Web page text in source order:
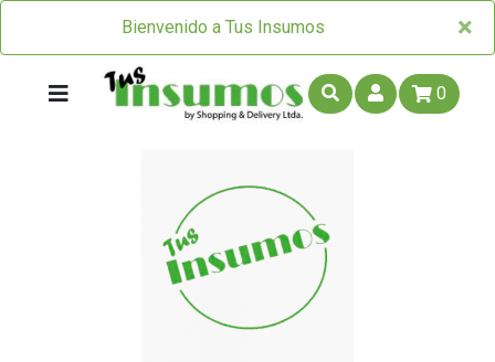
Bienvenido a Tus Insumos ×
×
0